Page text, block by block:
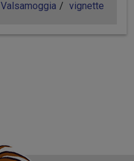
Valsamoggia vignette